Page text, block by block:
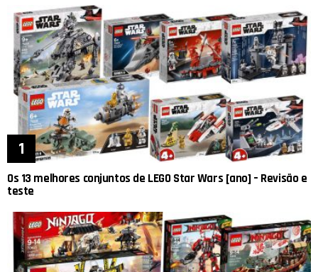
Os 13 melhores conjuntos de LEGO Star Wars [ano] – Revisão e
teste